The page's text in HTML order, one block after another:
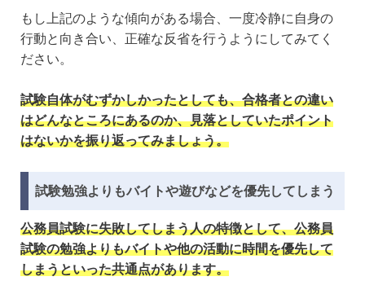
もし上記のような傾向がある場合、一度冷静に自身の
行動と向き合い、正確な反省を行うようにしてみてく
ださい。
試験自体がむずかしかったとしても、合格者との違い
はどんなところにあるのか、見落としていたポイント
はないかを振り返ってみましょう。
試験勉強よりもバイトや遊びなどを優先してしまう
公務員試験に失敗してしまう人の特徴として、公務員
試験の勉強よりもバイトや他の活動に時間を優先して
しまうといった共通点があります。